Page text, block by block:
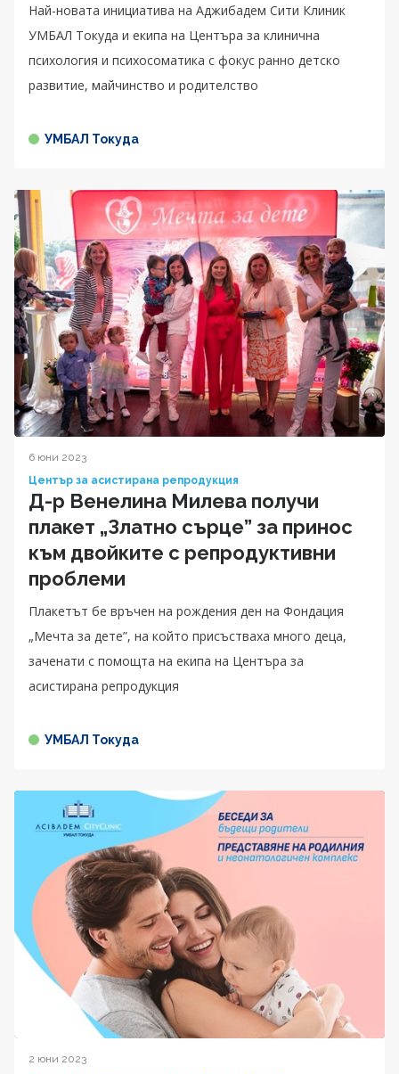
Най-новата инициатива на Аджибадем Сити Клиник
УМБАЛ Токуда и екипа на Центъра за клинична
психология и психосоматика с фокус ранно детско
развитие, майчинство и родителство
УМБАЛ Токуда
6 юни 2023
Център за асистирана репродукция
Д-р Венелина Милева получи
плакет „Златно сърце” за принос
към двойките с репродуктивни
проблеми
Плакетът бе връчен на рождения ден на Фондация
„Мечта за дете”, на който присъстваха много деца,
заченати с помощта на екипа на Центъра за
асистирана репродукция
УМБАЛ Токуда
2 юни 2023